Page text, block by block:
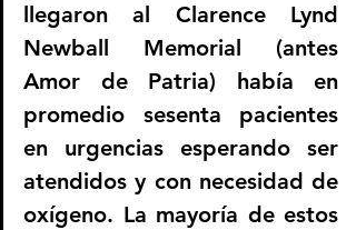
llegaron al Clarence Lynd
Newball Memorial (antes
Amor de Patria) había en
promedio sesenta pacientes
en urgencias esperando ser
atendidos y con necesidad de
oxígeno. La mayoría de estos